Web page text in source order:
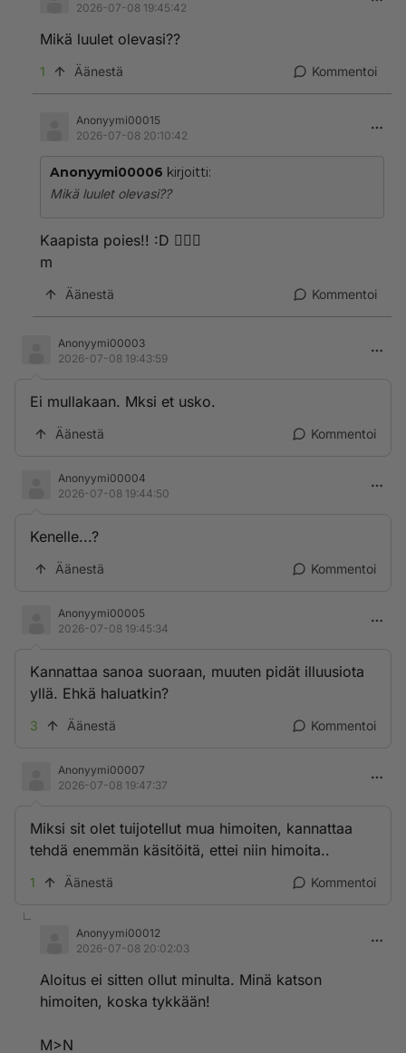
2026-07-08 19:45:42
Mikä luulet olevasi??
1 Äänestä Kommentoi
Anonyymi00015
2026-07-08 20:10:42
Anonyymi00006 kirjoitti:
Mikä luulet olevasi??
Kaapista poies!! :D 🤷🏼‍♂️
m
Äänestä Kommentoi
Anonyymi00003
2026-07-08 19:43:59
Ei mullakaan. Mksi et usko.
Äänestä Kommentoi
Anonyymi00004
2026-07-08 19:44:50
Kenelle...?
Äänestä Kommentoi
Anonyymi00005
2026-07-08 19:45:34
Kannattaa sanoa suoraan, muuten pidät illuusiota
yllä. Ehkä haluatkin?
3 Äänestä Kommentoi
Anonyymi00007
2026-07-08 19:47:37
Miksi sit olet tuijotellut mua himoiten, kannattaa
tehdä enemmän käsitöitä, ettei niin himoita..
1 Äänestä Kommentoi
Anonyymi00012
2026-07-08 20:02:03
Aloitus ei sitten ollut minulta. Minä katson
himoiten, koska tykkään!
M>N